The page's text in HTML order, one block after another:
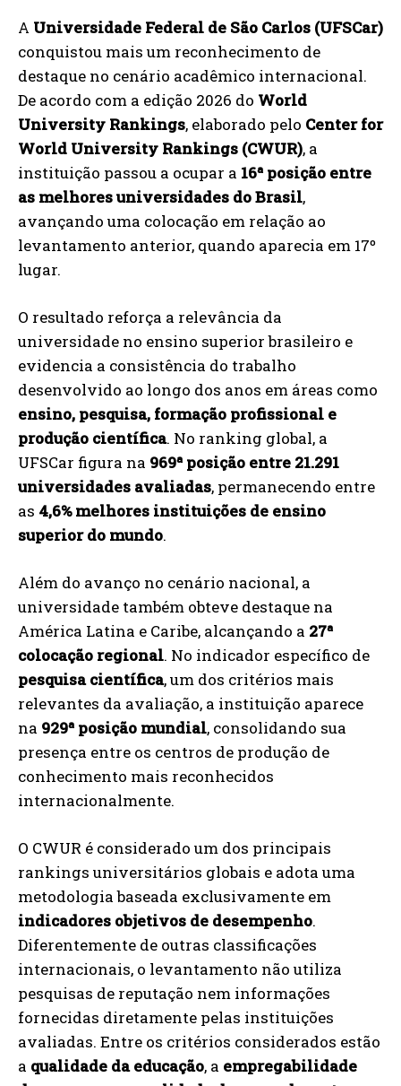
A Universidade Federal de São Carlos (UFSCar)
conquistou mais um reconhecimento de
destaque no cenário acadêmico internacional.
De acordo com a edição 2026 do World
University Rankings, elaborado pelo Center for
World University Rankings (CWUR), a
instituição passou a ocupar a 16ª posição entre
as melhores universidades do Brasil,
avançando uma colocação em relação ao
levantamento anterior, quando aparecia em 17º
lugar.
O resultado reforça a relevância da
universidade no ensino superior brasileiro e
evidencia a consistência do trabalho
desenvolvido ao longo dos anos em áreas como
ensino, pesquisa, formação profissional e
produção científica. No ranking global, a
UFSCar figura na 969ª posição entre 21.291
universidades avaliadas, permanecendo entre
as 4,6% melhores instituições de ensino
superior do mundo.
Além do avanço no cenário nacional, a
universidade também obteve destaque na
América Latina e Caribe, alcançando a 27ª
colocação regional. No indicador específico de
pesquisa científica, um dos critérios mais
relevantes da avaliação, a instituição aparece
na 929ª posição mundial, consolidando sua
presença entre os centros de produção de
conhecimento mais reconhecidos
internacionalmente.
O CWUR é considerado um dos principais
rankings universitários globais e adota uma
metodologia baseada exclusivamente em
indicadores objetivos de desempenho.
Diferentemente de outras classificações
internacionais, o levantamento não utiliza
pesquisas de reputação nem informações
fornecidas diretamente pelas instituições
avaliadas. Entre os critérios considerados estão
a qualidade da educação, a empregabilidade